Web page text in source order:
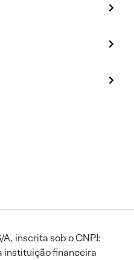
inscrita sob o CNPJ:
financeira